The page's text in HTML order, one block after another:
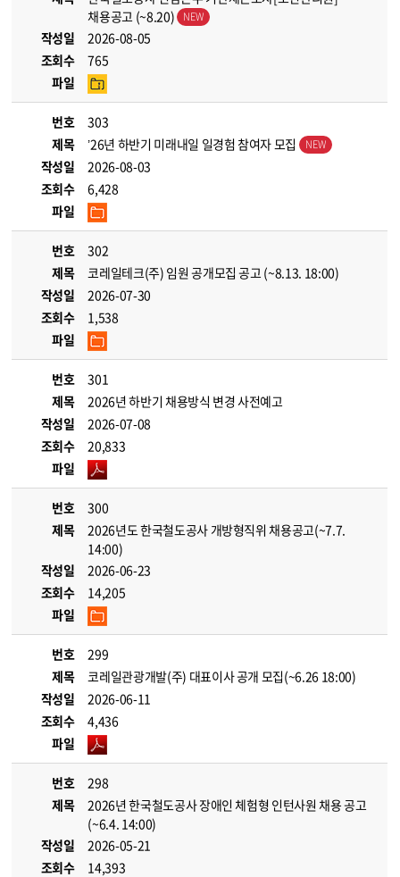
채용공고 (~8.20)
작성일
2026-08-05
조회수
765
파일
번호
303
제목
’26년 하반기 미래내일 일경험 참여자 모집
작성일
2026-08-03
조회수
6,428
파일
번호
302
제목
코레일테크(주) 임원 공개모집 공고 (~8.13. 18:00)
작성일
2026-07-30
조회수
1,538
파일
번호
301
제목
2026년 하반기 채용방식 변경 사전예고
작성일
2026-07-08
조회수
20,833
파일
번호
300
제목
2026년도 한국철도공사 개방형직위 채용공고(~7.7.
14:00)
작성일
2026-06-23
조회수
14,205
파일
번호
299
제목
코레일관광개발(주) 대표이사 공개 모집(~6.26 18:00)
작성일
2026-06-11
조회수
4,436
파일
번호
298
제목
2026년 한국철도공사 장애인 체험형 인턴사원 채용 공고
(~6.4. 14:00)
작성일
2026-05-21
조회수
14,393